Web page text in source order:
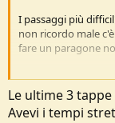
I passaggi più
non ricordo male
fare un paragone
Vedi l'allegato
Le ultime 3
Avevi i tempi